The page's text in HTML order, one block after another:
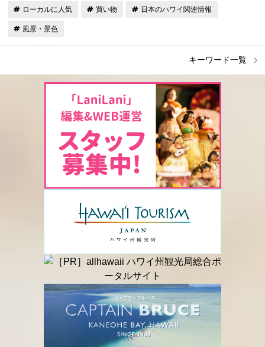
ローカルに人気 買い物 日本のハワイ関連情報
風景・景色
キーワード一覧